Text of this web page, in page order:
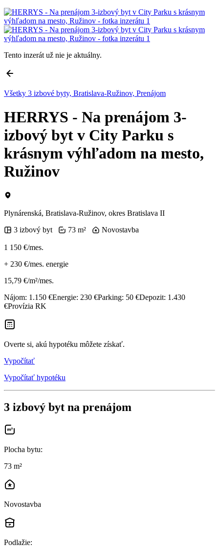
Tento inzerát už nie je aktuálny.
Všetky 3 izbové byty, Bratislava-Ružinov, Prenájom
HERRYS - Na prenájom 3-
izbový byt v City Parku s
krásnym výhľadom na mesto,
Ružinov
Plynárenská, Bratislava-Ružinov, okres Bratislava II
3 izbový byt
73 m² Novostavba
1 150 €/mes.
+ 230 €/mes. energie
15,79 €/m²/mes.
Nájom: 1.150 €Energie: 230 €Parking: 50 €Depozit: 1.430
€Provízia RK
Overte si, akú hypotéku môžete získať.
Vypočítať
Vypočítať hypotéku
3 izbový byt na prenájom
Plocha bytu:
73 m²
Novostavba
Podlažie: